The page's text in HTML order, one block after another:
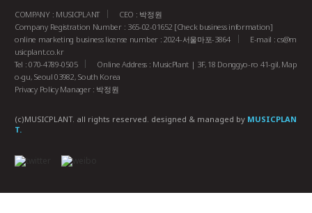
COMPANY : MUSICPLANT
CEO : 박정원
Company Registration Number : 365-02-01652 [Check business information]
online marketing business license number : 2024-서울마포-3864
E-mail :cs@m
usicplant.co.kr
Tel : 070-4789-0505
Online Address : MusicPlant | 3F, 18 Donggyo-ro 41-gil, Map
o-gu, Seoul 03982, South Korea
Privacy Policy Manager : 박정원
(c)MUSICPLANT. all rights reserved. designed & managed by MUSICPLAN
T.